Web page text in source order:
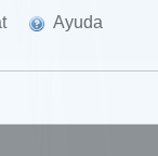
Ayuda